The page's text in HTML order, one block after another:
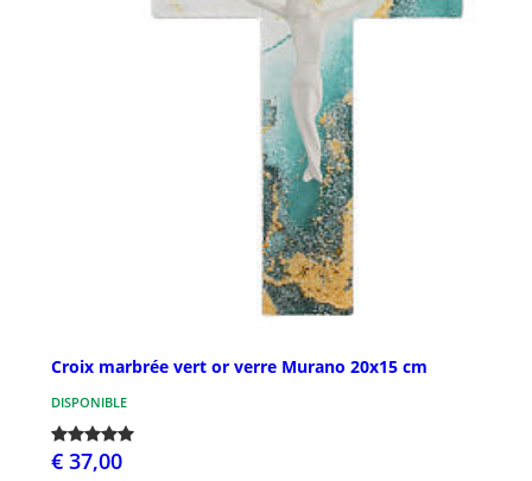
Croix marbrée vert or verre Murano 20x15 cm
DISPONIBLE
€ 37,00